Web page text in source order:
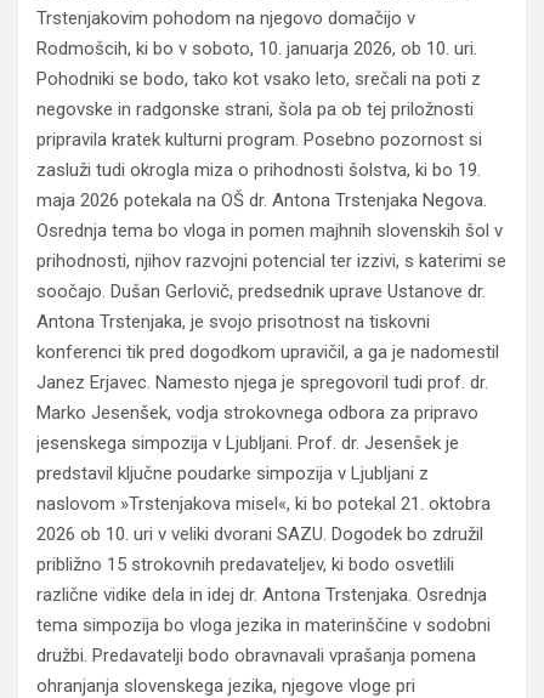
Trstenjakovim pohodom na njegovo domačijo v
Rodmošcih, ki bo v soboto, 10. januarja 2026, ob 10. uri.
Pohodniki se bodo, tako kot vsako leto, srečali na poti z
negovske in radgonske strani, šola pa ob tej priložnosti
pripravila kratek kulturni program. Posebno pozornost si
zasluži tudi okrogla miza o prihodnosti šolstva, ki bo 19.
maja 2026 potekala na OŠ dr. Antona Trstenjaka Negova.
Osrednja tema bo vloga in pomen majhnih slovenskih šol v
prihodnosti, njihov razvojni potencial ter izzivi, s katerimi se
soočajo. Dušan Gerlovič, predsednik uprave Ustanove dr.
Antona Trstenjaka, je svojo prisotnost na tiskovni
konferenci tik pred dogodkom upravičil, a ga je nadomestil
Janez Erjavec. Namesto njega je spregovoril tudi prof. dr.
Marko Jesenšek, vodja strokovnega odbora za pripravo
jesenskega simpozija v Ljubljani. Prof. dr. Jesenšek je
predstavil ključne poudarke simpozija v Ljubljani z
naslovom »Trstenjakova misel«, ki bo potekal 21. oktobra
2026 ob 10. uri v veliki dvorani SAZU. Dogodek bo združil
približno 15 strokovnih predavateljev, ki bodo osvetlili
različne vidike dela in idej dr. Antona Trstenjaka. Osrednja
tema simpozija bo vloga jezika in materinščine v sodobni
družbi. Predavatelji bodo obravnavali vprašanja pomena
ohranjanja slovenskega jezika, njegove vloge pri